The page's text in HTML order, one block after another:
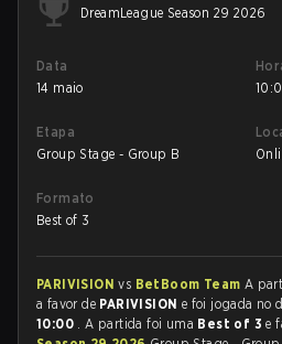
DreamLeague Season 29 2026
Data
14 maio
Etapa
Group Stage - Group B
Formato
Best of 3
PARIVISIONvs BetBoom Team A
a favor de PARIVISION e foi jogada no
10:00 . A partida foi uma Best of 3e